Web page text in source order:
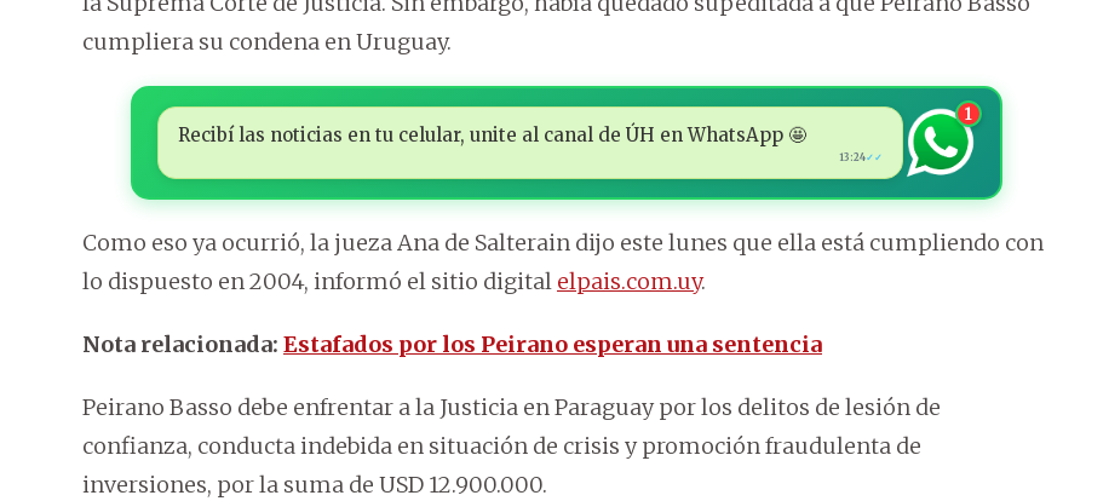
cumpliera su condena en Uruguay.
Recibí las noticias en tu celular, unite al canal de ÚH en WhatsApp 🤩
13:24✓✓
1
Como eso ya ocurrió, la jueza Ana de Salterain dijo este lunes que ella está cumpliendo con
lo dispuesto en 2004, informó el sitio digital elpais.com.uy.
Nota relacionada: Estafados por los Peirano esperan una sentencia
Peirano Basso debe enfrentar a la Justicia en Paraguay por los delitos de lesión de
confianza, conducta indebida en situación de crisis y promoción fraudulenta de
inversiones, por la suma de USD 12.900.000.